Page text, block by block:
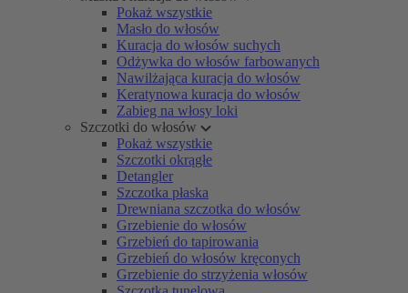
Pokaż wszystkie
Masło do włosów
Kuracja do włosów suchych
Odżywka do włosów farbowanych
Nawilżająca kuracja do włosów
Keratynowa kuracja do włosów
Zabieg na włosy loki
Szczotki do włosów
Pokaż wszystkie
Szczotki okrągłe
Detangler
Szczotka płaska
Drewniana szczotka do włosów
Grzebienie do włosów
Grzebień do tapirowania
Grzebień do włosów kręconych
Grzebienie do strzyżenia włosów